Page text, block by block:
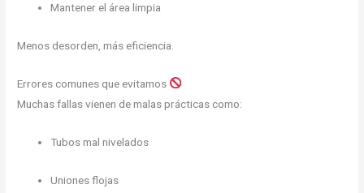
Mantener el área limpia
Menos desorden, más eficiencia.
Errores comunes que evitamos
Muchas fallas vienen de malas prácticas como:
Tubos mal nivelados
Uniones flojas